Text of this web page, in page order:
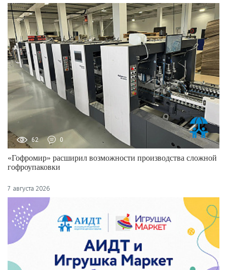
62 0
«Гофромир» расширил возможности производства сложной
гофроупаковки
7 августа 2026